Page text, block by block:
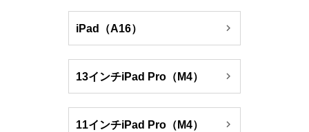
iPad（A16） 
13インチiPad Pro（M4） 
11インチiPad Pro（M4） 